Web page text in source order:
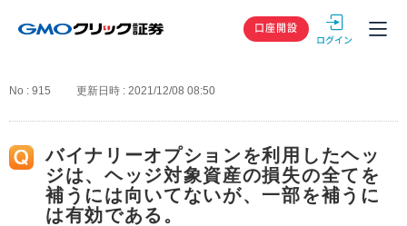
GMOクリック
口座開設
No : 915 更新日時 : 2021/12/08 08:50
バイナリーオプションを利用したヘッ
ジは、ヘッジ対象資産の損失の全てを
補うには向いてないが、一部を補うに
は有効である。